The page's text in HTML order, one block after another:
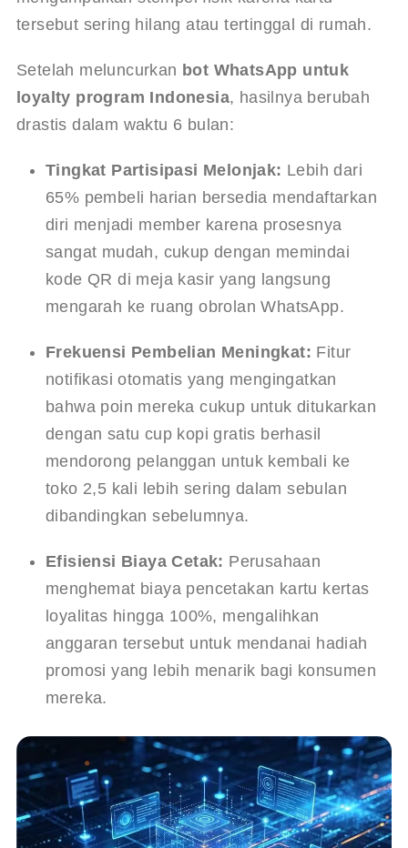
tersebut sering hilang atau tertinggal di rumah.
Setelah meluncurkan bot WhatsApp untuk
loyalty program Indonesia, hasilnya berubah
drastis dalam waktu 6 bulan:
Tingkat Partisipasi Melonjak: Lebih dari
65% pembeli harian bersedia mendaftarkan
diri menjadi member karena prosesnya
sangat mudah, cukup dengan memindai
kode QR di meja kasir yang langsung
mengarah ke ruang obrolan WhatsApp.
Frekuensi Pembelian Meningkat: Fitur
notifikasi otomatis yang mengingatkan
bahwa poin mereka cukup untuk ditukarkan
dengan satu cup kopi gratis berhasil
mendorong pelanggan untuk kembali ke
toko 2,5 kali lebih sering dalam sebulan
dibandingkan sebelumnya.
Efisiensi Biaya Cetak: Perusahaan
menghemat biaya pencetakan kartu kertas
loyalitas hingga 100%, mengalihkan
anggaran tersebut untuk mendanai hadiah
promosi yang lebih menarik bagi konsumen
mereka.